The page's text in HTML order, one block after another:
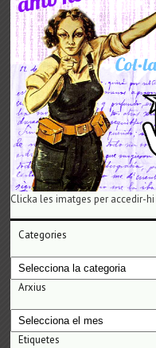
Clicka les imatges per accedir-hi
Categories
Categories
Arxius
Arxius
Etiquetes